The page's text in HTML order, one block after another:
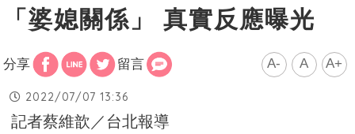
「婆媳關係」 真實反應曝光
分享 留言 A- A A+
2022/07/07 13:36
記者蔡維歆／台北報導